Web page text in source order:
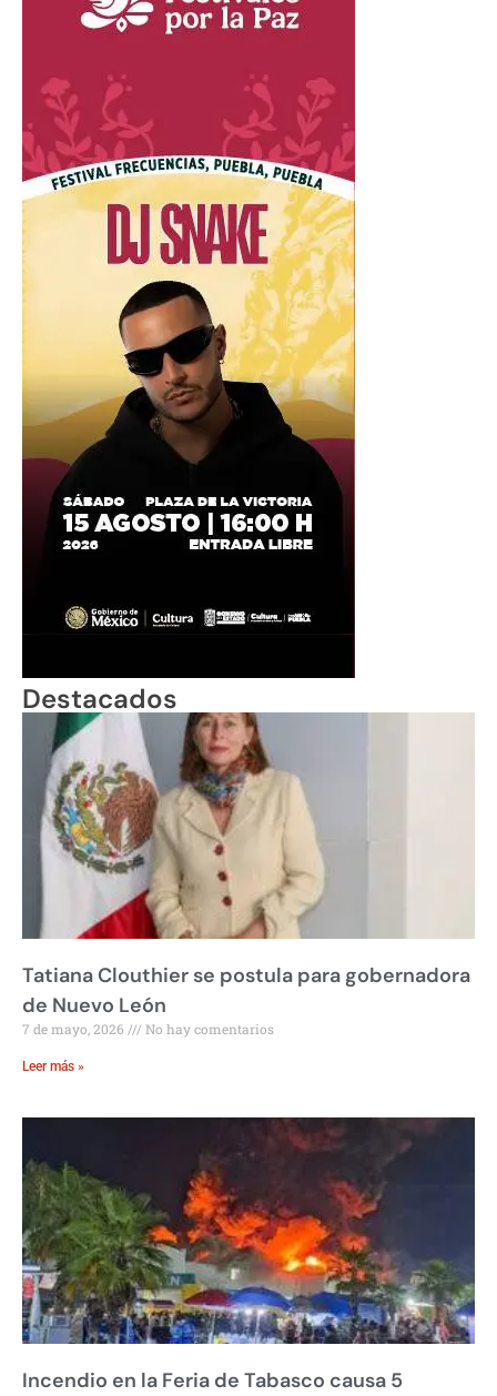
Destacados
Tatiana Clouthier se postula para gobernadora
de Nuevo León
7 de mayo, 2026 No hay comentarios
Leer más »
Incendio en la Feria de Tabasco causa 5